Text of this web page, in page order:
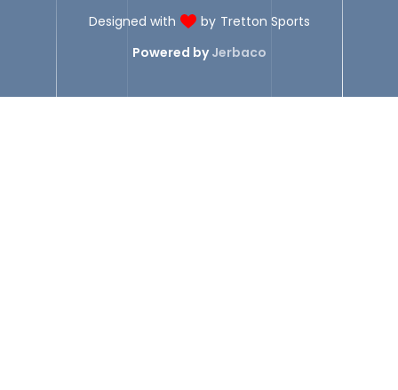
Designed with
by Tretton Sports
Powered byJerbaco